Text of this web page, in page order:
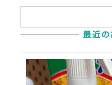
最近の